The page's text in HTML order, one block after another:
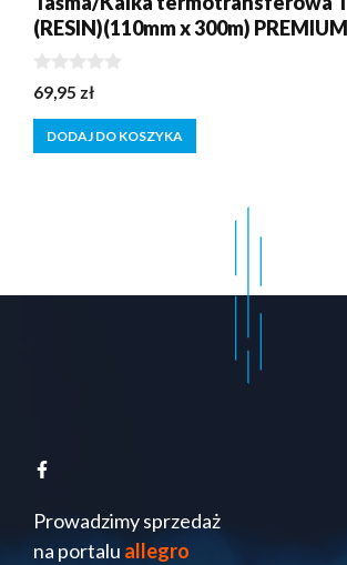
(RESIN)(110mm x 300m) PREMIUM
0
z
5
69,95 zł
DODAJ DO KOSZYKA
Prowadzimy sprzedaż
na portalu allegro